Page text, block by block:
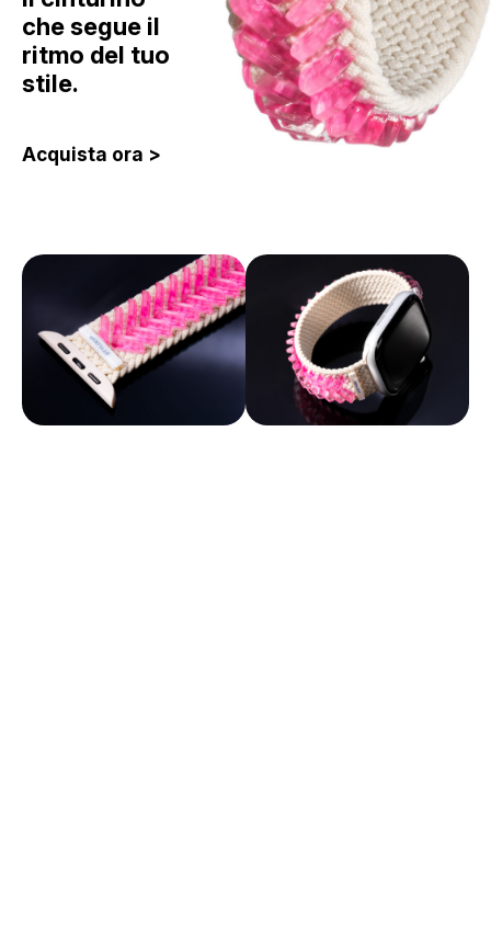
che segue il
ritmo del tuo
stile.
Acquista ora >